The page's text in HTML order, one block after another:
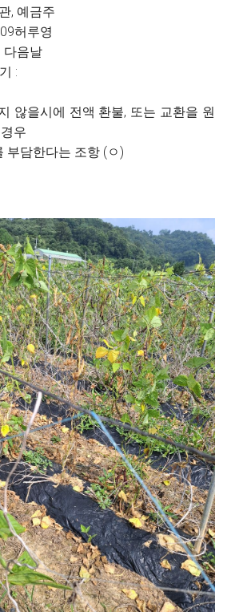
, 예금주
허루영
다음날
:
않을시에 전액 환불, 또는 교환을 원
우
부담한다는 조항 (ㅇ)